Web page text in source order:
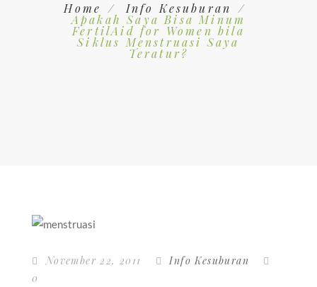
Home Info Kesuburan
Apakah Saya Bisa Minum
FertilAid for Women bila
Siklus Menstruasi Saya
Teratur?
November 22, 2011
Info Kesuburan
0